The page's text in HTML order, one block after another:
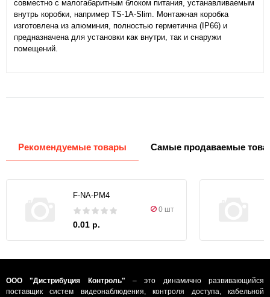
совместно с малогабаритным блоком питания, устанавливаемым
внутрь коробки, например TS-1A-Slim. Монтажная коробка
изготовлена из алюминия, полностью герметична (IP66) и
предназначена для установки как внутри, так и снаружи
помещений.
Рекомендуемые товары Самые продаваемые
F-NA-PM4
0 шт
0.01 р.
ООО "Дистрибуция Контроль" – это динамично развивающийся
поставщик систем видеонаблюдения, контроля доступа, кабельной